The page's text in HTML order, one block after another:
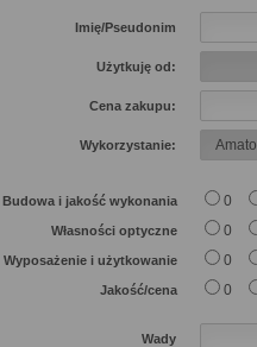
Imię/Pseudonim
Użytkuję od:
Cena zakupu:
Wykorzystanie:
Budowa i jakość wykonania 0
Własności optyczne 0
Wyposażenie i użytkowanie 0
Jakość/cena 0
Wady